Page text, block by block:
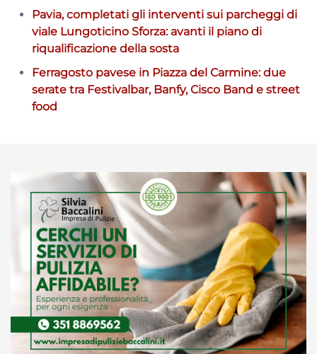
Pavia, completati gli interventi sui parcheggi di
viale Lungoticino Sforza: avanti il piano di
riqualificazione della sosta
Ferragosto pavese in Piazza del Carmine: due
serate tra Festivalbar, Banfy, Cisco Band e street
food